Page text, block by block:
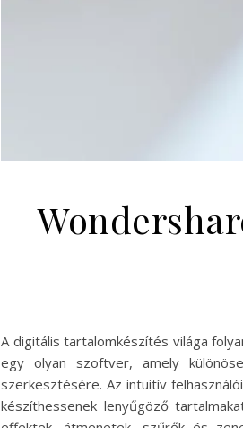
A digitális tartalomkészítés világa
egy olyan szoftver, amely
szerkesztésére. Az intuitív
készíthessenek lenyűgöző